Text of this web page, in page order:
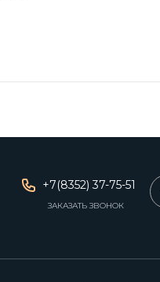
+7(8352) 37-75-51
ЗАКАЗАТЬ ЗВОНОК